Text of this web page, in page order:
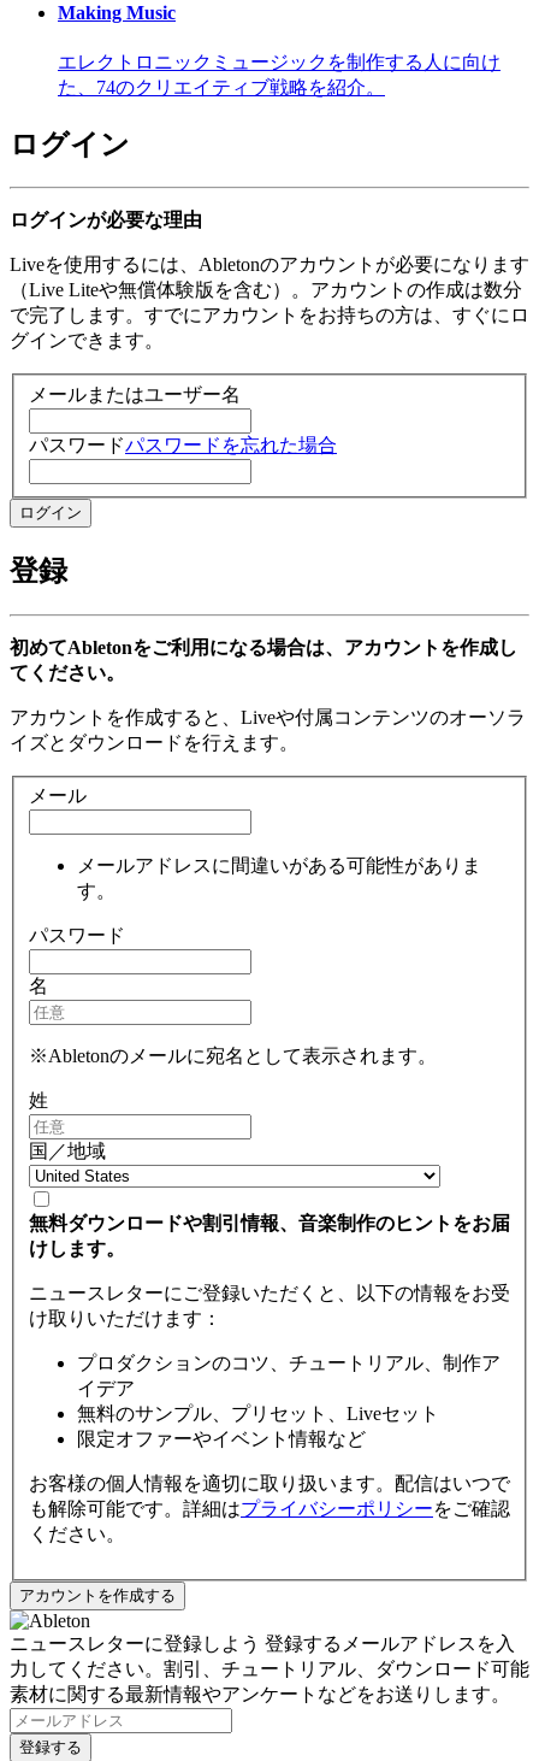
Making Music
エレクトロニックミュージックを制作する人に向け
た、74のクリエイティブ戦略を紹介。
ログイン
ログインが必要な理由
Liveを使用するには、Abletonのアカウントが必要になります
（Live Liteや無償体験版を含む）。アカウントの作成は数分
で完了します。すでにアカウントをお持ちの方は、すぐにロ
グインできます。
メールまたはユーザー名
パスワードパスワードを忘れた場合
登録
初めてAbletonをご利用になる場合は、アカウントを作成し
てください。
アカウントを作成すると、Liveや付属コンテンツのオーソラ
イズとダウンロードを行えます。
メール
メールアドレスに間違いがある可能性がありま
す。
パスワード
名
※Abletonのメールに宛名として表示されます。
姓
国／地域
無料ダウンロードや割引情報、音楽制作のヒントをお届
けします。
ニュースレターにご登録いただくと、以下の情報をお受
け取りいただけます：
プロダクションのコツ、チュートリアル、制作ア
イデア
無料のサンプル、プリセット、Liveセット
限定オファーやイベント情報など
お客様の個人情報を適切に取り扱います。配信はいつで
も解除可能です。詳細はプライバシーポリシーをご確認
ください。
ニュースレターに登録しよう 登録するメールアドレスを入
力してください。割引、チュートリアル、ダウンロード可能
素材に関する最新情報やアンケートなどをお送りします。